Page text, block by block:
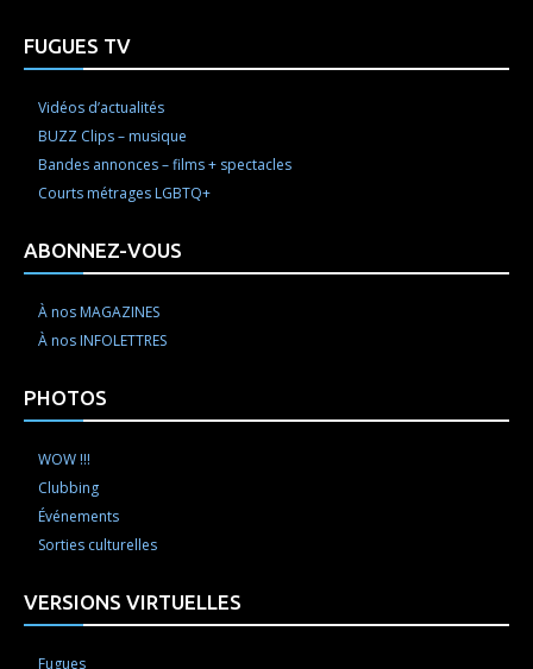
FUGUES TV
Vidéos d’actualités
BUZZ Clips – musique
Bandes annonces – films + spectacles
Courts métrages LGBTQ+
ABONNEZ-VOUS
À nos MAGAZINES
À nos INFOLETTRES
PHOTOS
WOW !!!
Clubbing
Événements
Sorties culturelles
VERSIONS VIRTUELLES
Fugues